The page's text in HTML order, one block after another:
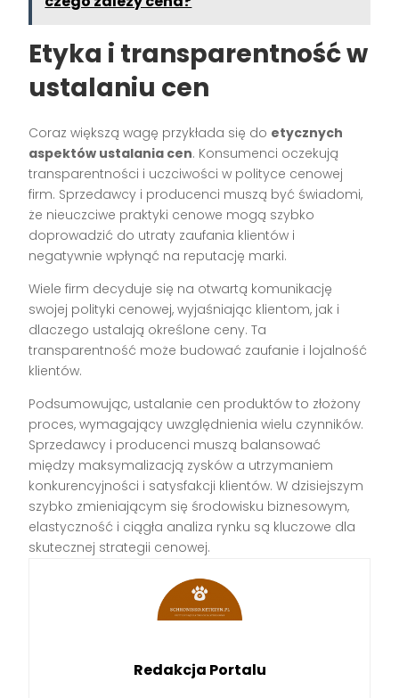
Etyka i transparentność w
ustalaniu cen
Coraz większą wagę przykłada się do etycznych
aspektów ustalania cen. Konsumenci oczekują
transparentności i uczciwości w polityce cenowej
firm. Sprzedawcy i producenci muszą być świadomi,
że nieuczciwe praktyki cenowe mogą szybko
doprowadzić do utraty zaufania klientów i
negatywnie wpłynąć na reputację marki.
Wiele firm decyduje się na otwartą komunikację
swojej polityki cenowej, wyjaśniając klientom, jak i
dlaczego ustalają określone ceny. Ta
transparentność może budować zaufanie i lojalność
klientów.
Podsumowując, ustalanie cen produktów to złożony
proces, wymagający uwzględnienia wielu czynników.
Sprzedawcy i producenci muszą balansować
między maksymalizacją zysków a utrzymaniem
konkurencyjności i satysfakcji klientów. W dzisiejszym
szybko zmieniającym się środowisku biznesowym,
elastyczność i ciągła analiza rynku są kluczowe dla
skutecznej strategii cenowej.
Redakcja Portalu